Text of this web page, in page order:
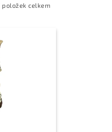
položek celkem